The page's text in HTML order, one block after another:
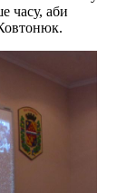
часу, аби